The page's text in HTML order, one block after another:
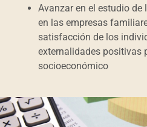
Avanzar en el estudio
en las empresas
satisfacción de los
externalidades positivas
socioeconómico